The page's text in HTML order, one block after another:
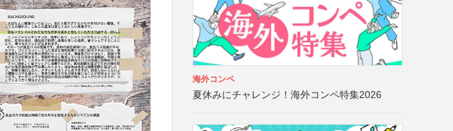
海外コンペ
夏休みにチャレンジ！海外コンペ特集2026